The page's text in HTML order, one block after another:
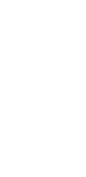
không